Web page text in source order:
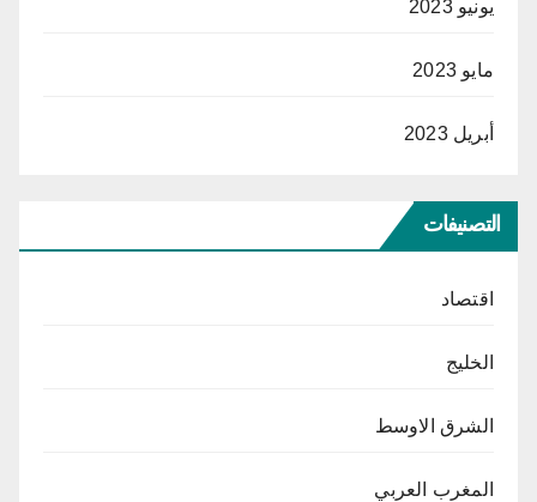
يونيو 2023
مايو 2023
أبريل 2023
التصنيفات
اقتصاد
الخليج
الشرق الاوسط
المغرب العربي